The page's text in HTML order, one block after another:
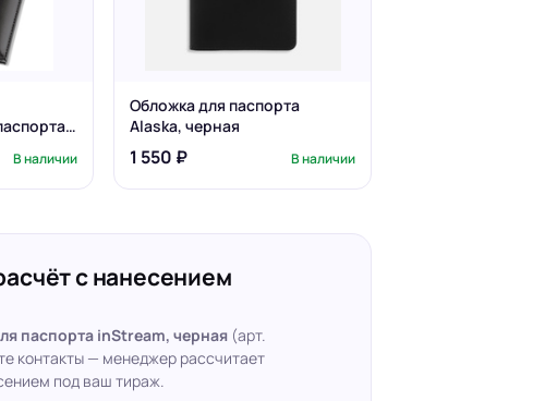
В наличии
Обложка для паспорта
Alaska, черная
1 550 ₽ В наличии
с нанесением
паспорта inStream, черная(арт.
контакты — менеджер рассчитает
под ваш тираж.